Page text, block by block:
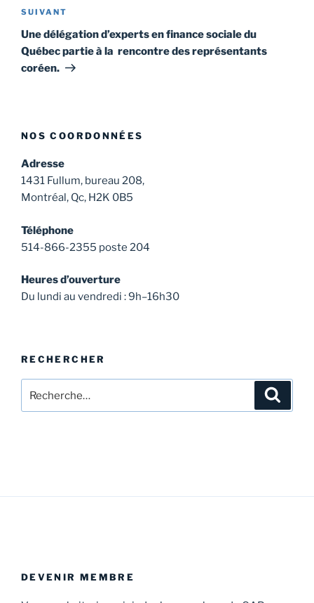
Article
suivant
SUIVANT
Une délégation d’experts en finance sociale du
Québec partie à la rencontre des représentants
coréen.
NOS COORDONNÉES
Adresse
1431 Fullum, bureau 208,
Montréal, Qc, H2K 0B5
Téléphone
514-866-2355 poste 204
Heures d’ouverture
Du lundi au vendredi : 9h–16h30
RECHERCHER
DEVENIR MEMBRE